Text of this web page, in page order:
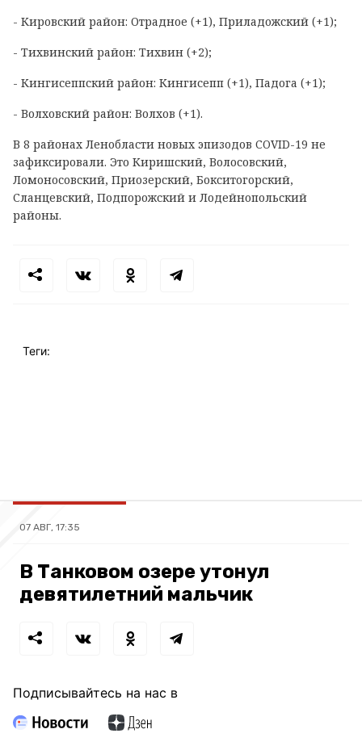
- Кировский район: Отрадное (+1), Приладожский (+1);
- Тихвинский район: Тихвин (+2);
- Кингисеппский район: Кингисепп (+1), Падога (+1);
- Волховский район: Волхов (+1).
В 8 районах Ленобласти новых эпизодов COVID-19 не
зафиксировали. Это Киришский, Волосовский,
Ломоносовский, Приозерский, Бокситогорский,
Сланцевский, Подпорожский и Лодейнопольский
районы.
Теги:
07 АВГ, 17:35
В Танковом озере утонул
девятилетний мальчик
Подписывайтесь на нас в